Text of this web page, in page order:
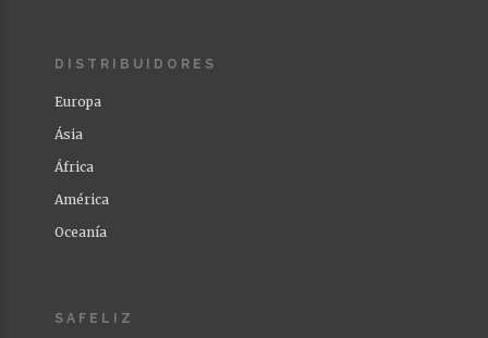
DISTRIBUIDORES
Europa
Ásia
África
América
Oceanía
SAFELIZ